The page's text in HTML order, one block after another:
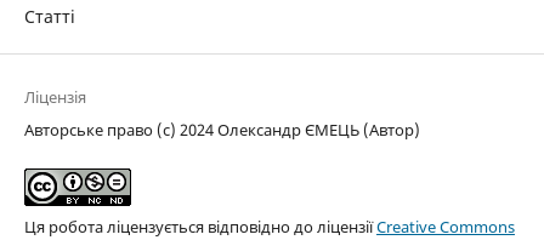
Статті
Ліцензія
Авторське право (c) 2024 Олександр ЄМЕЦЬ (Автор)
Ця робота ліцензується відповідно до ліцензіїCreative Commons